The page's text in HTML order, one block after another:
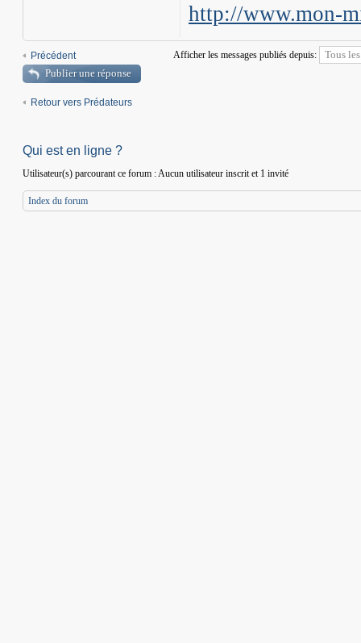
http://www.mon-
Précédent Afficher les messages publiés depuis:
Publier une réponse
Retour vers Prédateurs
Qui est en ligne ?
Utilisateur(s) parcourant ce forum : Aucun utilisateur inscrit et 1 invité
Index du forum